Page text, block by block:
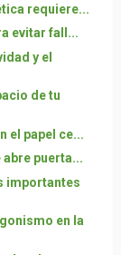
requiere...
evitar fall...
y el
de tu
el papel ce...
puerta...
importantes
en la